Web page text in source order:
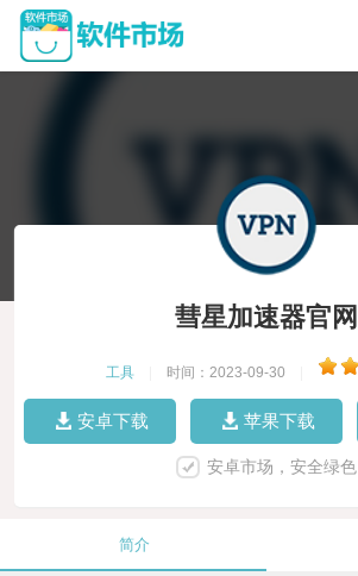
彗星加速器官网
工具 时间：2023-09-30
安卓下载 苹果下载
安卓市场，安全绿色
简介